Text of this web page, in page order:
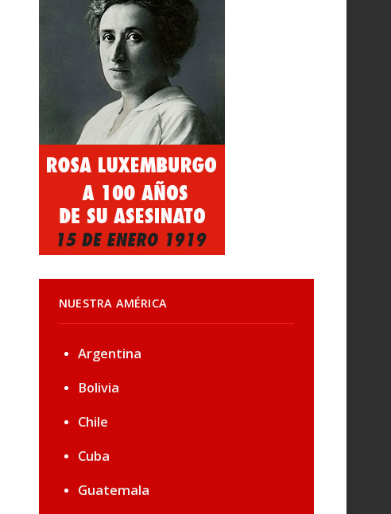
NUESTRA AMÉRICA
Argentina
Bolivia
Chile
Cuba
Guatemala